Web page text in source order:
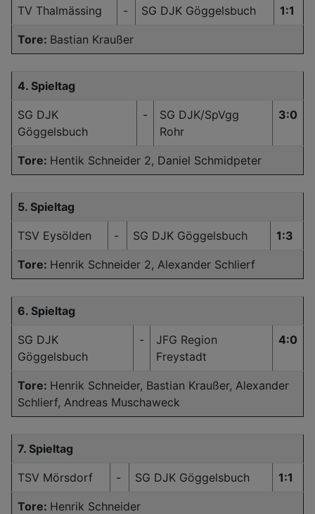
TV Thalmässing - SG DJK Göggelsbuch 1:1
Tore: Bastian Kraußer
4. Spieltag
SG DJK
Göggelsbuch
-
SG DJK/SpVgg
Rohr
3:0
Tore: Hentik Schneider 2, Daniel Schmidpeter
5. Spieltag
TSV Eysölden - SG DJK Göggelsbuch 1:3
Tore: Henrik Schneider 2, Alexander Schlierf
6. Spieltag
SG DJK
Göggelsbuch
-
JFG Region
Freystadt
4:0
Tore: Henrik Schneider, Bastian Kraußer, Alexander
Schlierf, Andreas Muschaweck
7. Spieltag
TSV Mörsdorf - SG DJK Göggelsbuch 1:1
Tore: Henrik Schneider